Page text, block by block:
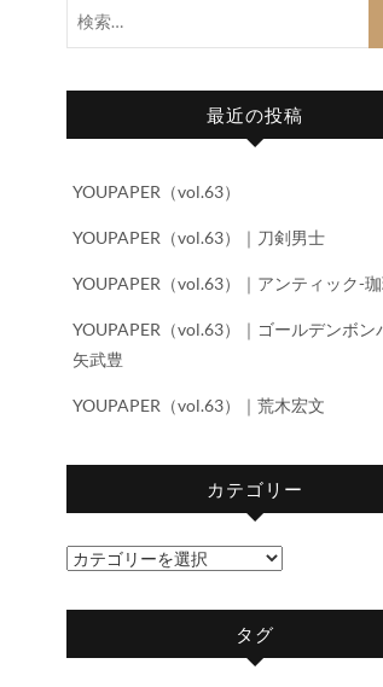
最近の投稿
YOUPAPER（vol.63）
YOUPAPER（vol.63）｜刀剣男士
YOUPAPER（vol.63）｜アンティック-
YOUPAPER（vol.63）｜ゴールデンボン
矢武豊
YOUPAPER（vol.63）｜荒木宏文
カテゴリー
カ
タグ